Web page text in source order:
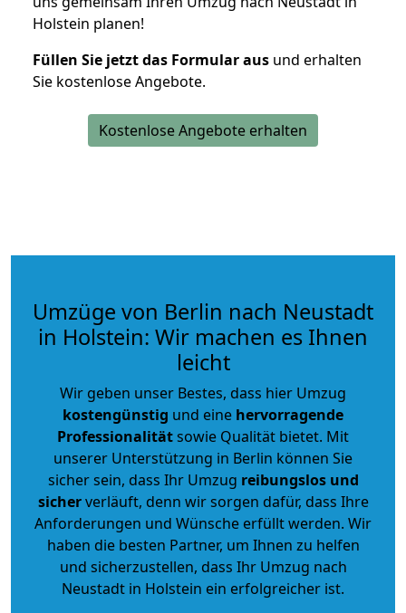
Holstein planen!
Füllen Sie jetzt das Formular aus und erhalten
Sie kostenlose Angebote.
Kostenlose Angebote erhalten
Umzüge von Berlin nach Neustadt
in Holstein: Wir machen es Ihnen
leicht
Wir geben unser Bestes, dass hier Umzug
kostengünstig und eine hervorragende
Professionalitätsowie Qualität bietet. Mit
unserer Unterstützung in Berlin können Sie
sicher sein, dass Ihr Umzug reibungslos und
sicherverläuft, denn wir sorgen dafür, dass Ihre
Anforderungen und Wünsche erfüllt werden. Wir
haben die besten Partner, um Ihnen zu helfen
und sicherzustellen, dass Ihr Umzug nach
Neustadt in Holstein ein erfolgreicher ist.